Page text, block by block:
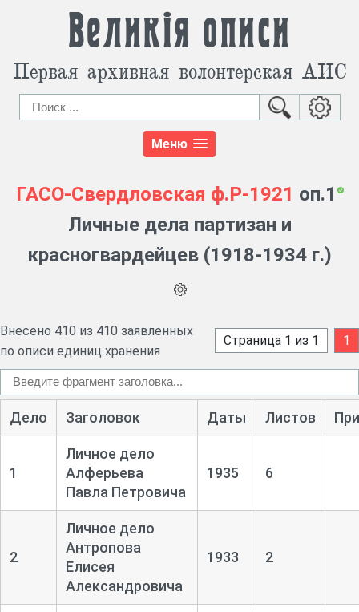
Великія описи
Первая архивная волонтерская АИС
Меню
ГАСО-Свердловская ф.Р-1921 оп.1
Личные дела партизан и
красногвардейцев (1918-1934 г.)
Внесено 410 из 410 заявленных
по описи единиц хранения
Страница 1 из 1 1
Дело Заголовок Даты Листов
1
Личное дело
Алферьева
Павла Петровича
1935 6
2
Личное дело
Антропова
Елисея
Александровича
1933 2